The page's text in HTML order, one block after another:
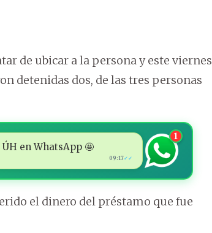
de ubicar a la persona y este viernes
detenidas dos, de las tres personas
en WhatsApp 🤩
09:17✓✓
1
el dinero del préstamo que fue